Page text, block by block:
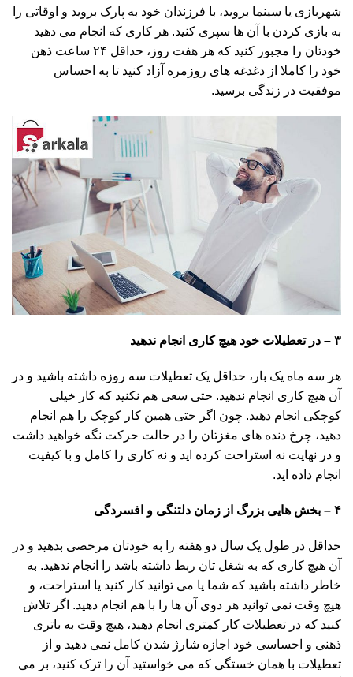
شهربازی یا سینما بروید، با فرزندان خود به پارک بروید و اوقاتی را
به بازی کردن با آن ها سپری کنید. هر کاری که انجام می دهید
خودتان را مجبور کنید که هر هفت روز، حداقل ۲۴ ساعت ذهن
خود را کاملا از دغدغه های روزمره آزاد کنید تا به احساس
موفقیت در زندگی برسید.
۳ – در تعطیلات خود هیچ کاری انجام ندهید
هر سه ماه یک بار، حداقل یک تعطیلات سه روزه داشته باشید و در
آن هیچ کاری انجام ندهید. حتی سعی هم نکنید که کار خیلی
کوچکی انجام دهید. چون اگر حتی همین کار کوچک را هم انجام
دهید، چرخ دنده های مغزتان را در حالت حرکت نگه خواهید داشت
و در نهایت نه استراحت کرده اید و نه کاری را کامل و با کیفیت
انجام داده اید.
۴ – بخش هایی بزرگ از زمان دلتنگی و افسردگی
حداقل در طول یک سال دو هفته را به خودتان مرخصی بدهید و در
آن هیچ کاری که به شغل تان ربط داشته باشد را انجام ندهید. به
خاطر داشته باشید که شما یا می توانید کار کنید یا استراحت، و
هیچ وقت نمی توانید هر دوی آن ها را با هم انجام دهید. اگر تلاش
کنید که در تعطیلات کار کمتری انجام دهید، هیچ وقت به باتری
ذهنی و احساسی خود اجازه شارژ شدن کامل نمی دهید و از
تعطیلات با همان خستگی که می خواستید آن را ترک کنید، بر می